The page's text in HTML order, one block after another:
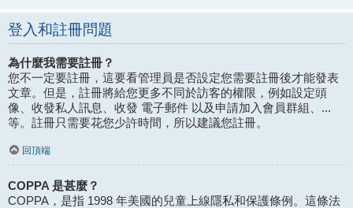
登入和註冊問題
為什麼我需要註冊？
您不一定要註冊，這要看管理員是否設定您需要註冊後才能發表
文章。但是，註冊將給您更多不同於訪客的權限，例如設定頭
像、收發私人訊息、收發 電子郵件 以及申請加入會員群組、...
等。註冊只需要花您少許時間，所以建議您註冊。
回頂端
COPPA 是甚麼？
COPPA，是指 1998 年美國的兒童上線隱私和保護條例。這條法